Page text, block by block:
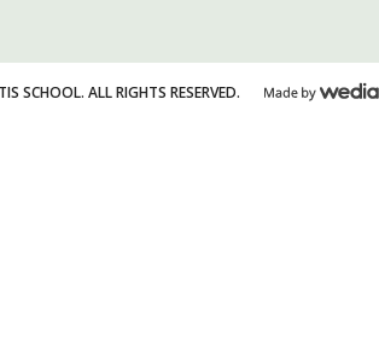
SCHOOL. ALL RIGHTS RESERVED.